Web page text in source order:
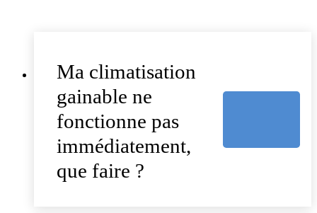
Ma climatisation
gainable ne
fonctionne pas
immédiatement,
que faire ?